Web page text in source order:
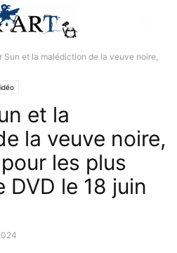
Sun et la malédiction de la veuve noire,
et la
la veuve noire,
les plus
le 18 juin